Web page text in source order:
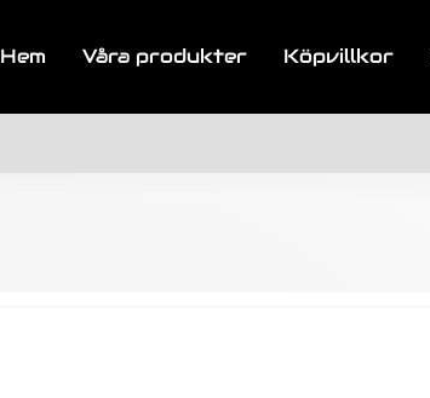
Hem Våra produkter Köpvillkor